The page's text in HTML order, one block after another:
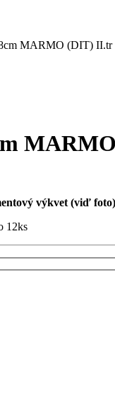
MARMO (DIT) II.tr
výkvet (viď foto)
12ks